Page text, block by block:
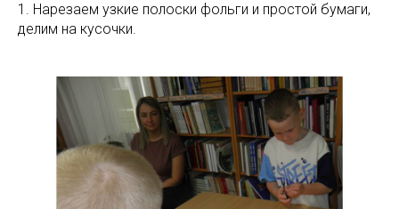
1. Нарезаем узкие полоски фольги и простой бумаги,
делим на кусочки.